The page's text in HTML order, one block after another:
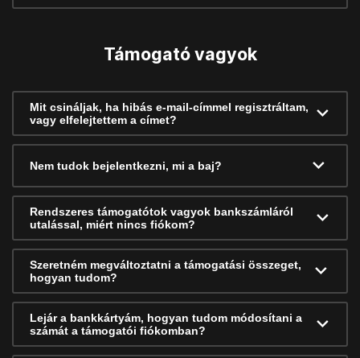
Támogató vagyok
Mit csináljak, ha hibás e-mail-címmel regisztráltam,
vagy elfelejtettem a címet?
Nem tudok bejelentkezni, mi a baj?
Rendszeres támogatótok vagyok bankszámláról
utalással, miért nincs fiókom?
Szeretném megváltoztatni a támogatási összeget,
hogyan tudom?
Lejár a bankkártyám, hogyan tudom módosítani a
számát a támogatói fiókomban?